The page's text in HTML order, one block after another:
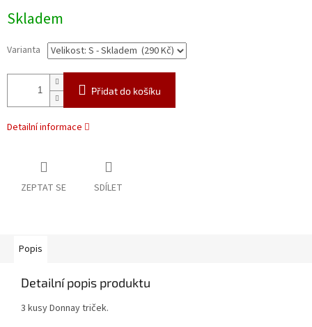
cena:
Skladem
Varianta
Přidat do košíku
Detailní informace
ZEPTAT SE SDÍLET
Popis
Detailní popis produktu
3 kusy Donnay triček.